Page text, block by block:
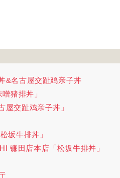
&名古屋交趾鸡亲子丼
猪排丼」
屋交趾鸡亲子丼」
坂牛排丼」
镰田店本店「松坂牛排丼」